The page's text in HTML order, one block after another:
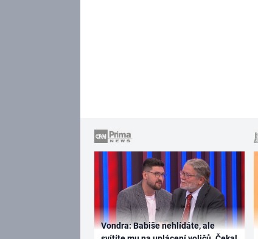
Vondra: Babiše nehlídáte, ale